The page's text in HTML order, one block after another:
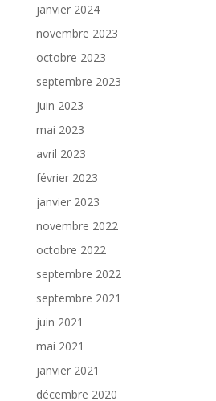
janvier 2024
novembre 2023
octobre 2023
septembre 2023
juin 2023
mai 2023
avril 2023
février 2023
janvier 2023
novembre 2022
octobre 2022
septembre 2022
septembre 2021
juin 2021
mai 2021
janvier 2021
décembre 2020